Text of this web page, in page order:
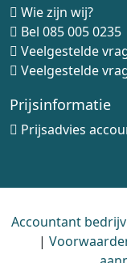
Wie zijn wij?
Bel 085 005 0235
Veelgestelde
Veelgestelde
Prijsinformatie
Prijsadvies
Accountant
|